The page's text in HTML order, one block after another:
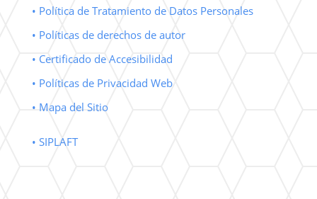
• Política de Tratamiento de Datos Personales
• Políticas de derechos de autor
• Certificado de Accesibilidad
• Políticas de Privacidad Web
• Mapa del Sitio
• SIPLAFT